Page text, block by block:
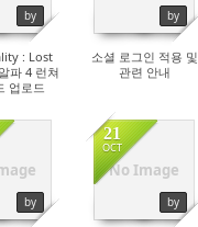
by
: Lost
파 4 런쳐
업로드
by
소셜 로그인 적용 및
관련 안내
by
No Image
21
OCT
by
24214